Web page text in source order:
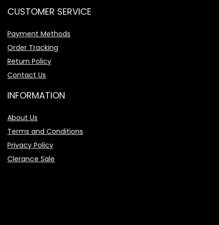
CUSTOMER SERVICE
Payment Methods
Order Tracking
Return Policy
Contact Us
INFORMATION
About Us
Terms and Conditions
Privacy Policy
Clerance Sale